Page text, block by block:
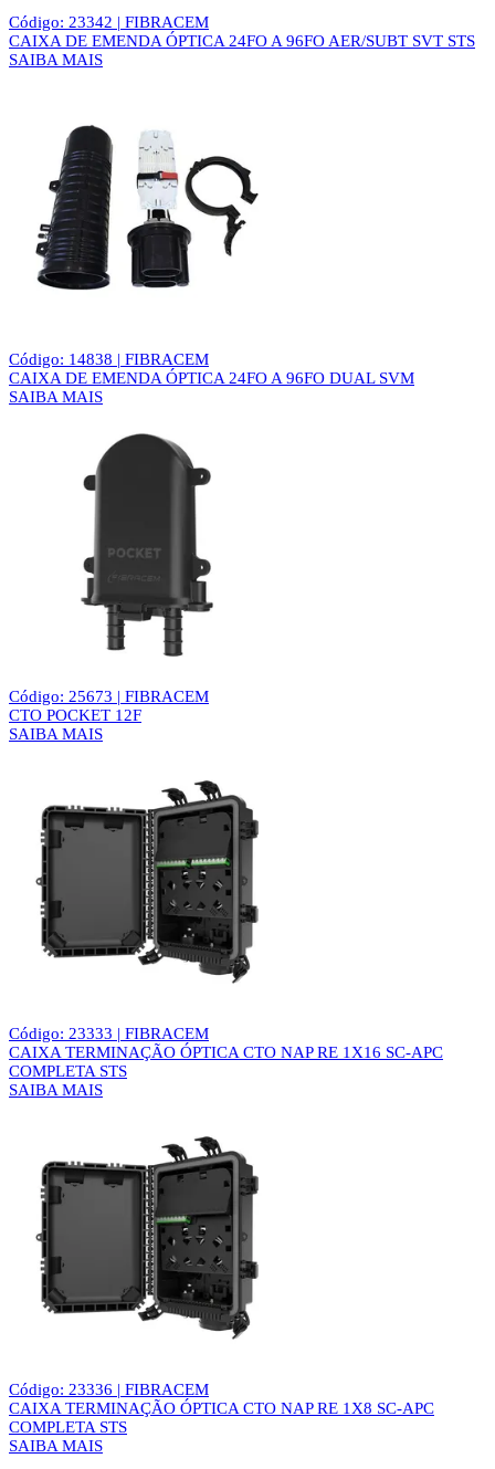
Código: 23342 | FIBRACEM
CAIXA DE EMENDA ÓPTICA 24FO A 96FO AER/SUBT SVT STS
SAIBA MAIS
Código: 14838 | FIBRACEM
CAIXA DE EMENDA ÓPTICA 24FO A 96FO DUAL SVM
SAIBA MAIS
Código: 25673 | FIBRACEM
CTO POCKET 12F
SAIBA MAIS
Código: 23333 | FIBRACEM
CAIXA TERMINAÇÃO ÓPTICA CTO NAP RE 1X16 SC-APC
COMPLETA STS
SAIBA MAIS
Código: 23336 | FIBRACEM
CAIXA TERMINAÇÃO ÓPTICA CTO NAP RE 1X8 SC-APC
COMPLETA STS
SAIBA MAIS